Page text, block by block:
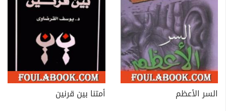
السر الأعظم
أمتنا بين قرنين